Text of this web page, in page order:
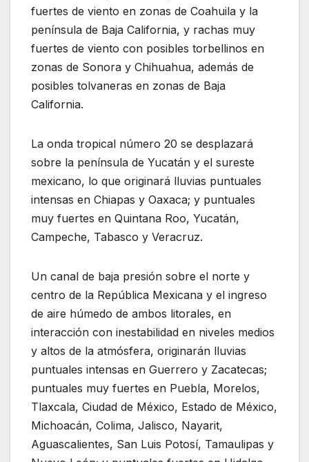
fuertes de viento en zonas de Coahuila y la
península de Baja California, y rachas muy
fuertes de viento con posibles torbellinos en
zonas de Sonora y Chihuahua, además de
posibles tolvaneras en zonas de Baja
California.
La onda tropical número 20 se desplazará
sobre la península de Yucatán y el sureste
mexicano, lo que originará lluvias puntuales
intensas en Chiapas y Oaxaca; y puntuales
muy fuertes en Quintana Roo, Yucatán,
Campeche, Tabasco y Veracruz.
Un canal de baja presión sobre el norte y
centro de la República Mexicana y el ingreso
de aire húmedo de ambos litorales, en
interacción con inestabilidad en niveles medios
y altos de la atmósfera, originarán lluvias
puntuales intensas en Guerrero y Zacatecas;
puntuales muy fuertes en Puebla, Morelos,
Tlaxcala, Ciudad de México, Estado de México,
Michoacán, Colima, Jalisco, Nayarit,
Aguascalientes, San Luis Potosí, Tamaulipas y